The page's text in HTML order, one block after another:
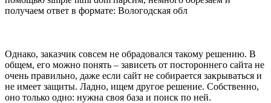
получаем ответ в формате: Вологодская обл
Однако, заказчик совсем не обрадовался такому решению. В
общем, его можно понять – зависеть от постороннего сайта не
очень правильно, даже если сайт не собирается закрываться и
не имеет защиты. Ладно, ищем другое решение. Собственно,
оно только одно: нужна своя база и поиск по ней.